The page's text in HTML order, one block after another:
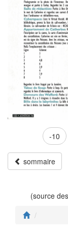
-10
sommaire
(source